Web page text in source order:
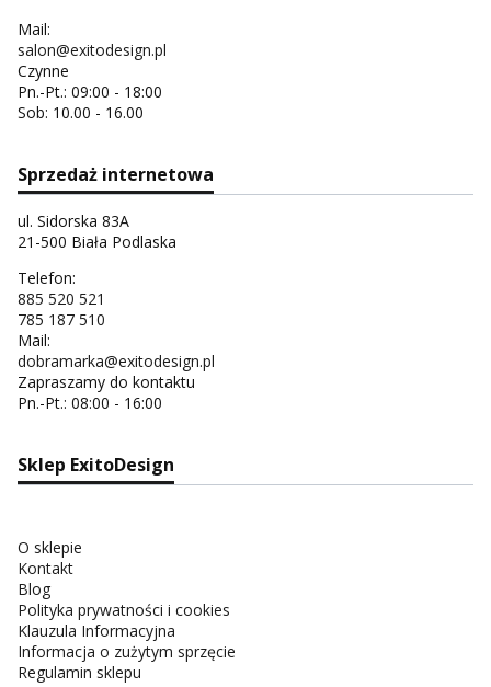
Mail:
salon@exitodesign.pl
Czynne
Pn.-Pt.: 09:00 - 18:00
Sob: 10.00 - 16.00
Sprzedaż internetowa
ul. Sidorska 83A
21-500 Biała Podlaska
Telefon:
885 520 521
785 187 510
Mail:
dobramarka@exitodesign.pl
Zapraszamy do kontaktu
Pn.-Pt.: 08:00 - 16:00
Sklep ExitoDesign
O sklepie
Kontakt
Blog
Polityka prywatności i cookies
Klauzula Informacyjna
Informacja o zużytym sprzęcie
Regulamin sklepu